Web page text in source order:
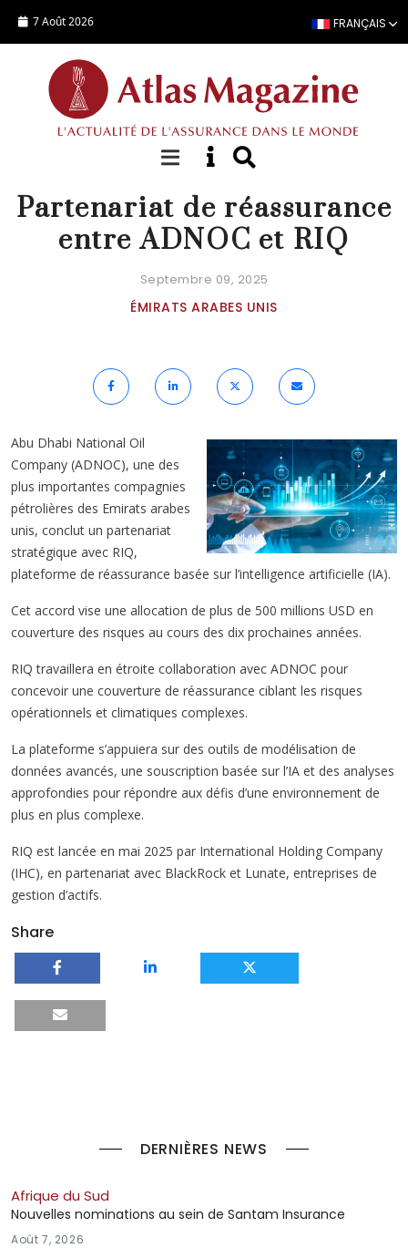
7 Août 2026 FRANÇAIS
ACTUALITÉ
Partenariat de réassurance
entre ADNOC et RIQ
Septembre 09, 2025
ÉMIRATS ARABES UNIS
Abu Dhabi National Oil
Company (ADNOC), une des
plus importantes compagnies
pétrolières des Emirats arabes
unis, conclut un partenariat
stratégique avec RIQ,
plateforme de réassurance basée sur l’intelligence artificielle (IA).
Cet accord vise une allocation de plus de 500 millions USD en
couverture des risques au cours des dix prochaines années.
RIQ travaillera en étroite collaboration avec ADNOC pour
concevoir une couverture de réassurance ciblant les risques
opérationnels et climatiques complexes.
La plateforme s’appuiera sur des outils de modélisation de
données avancés, une souscription basée sur l’IA et des analyses
approfondies pour répondre aux défis d’une environnement de
plus en plus complexe.
RIQ est lancée en mai 2025 par International Holding Company
(IHC), en partenariat avec BlackRock et Lunate, entreprises de
gestion d’actifs.
Share
DERNIÈRES NEWS
Afrique du Sud
Nouvelles nominations au sein de Santam Insurance
Août 7, 2026